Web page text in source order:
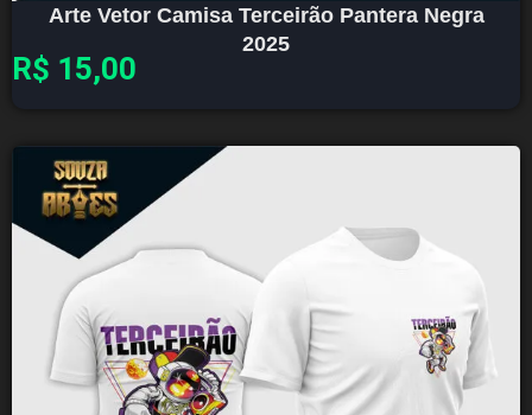
Arte Vetor Camisa Terceirão Pantera Negra
2025
R$ 15,00